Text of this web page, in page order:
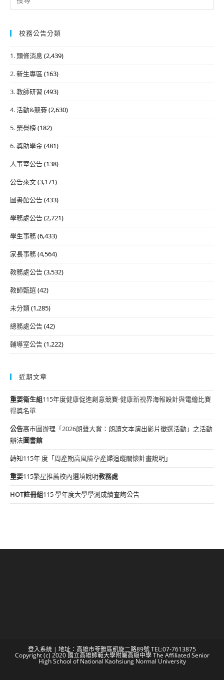
for:
校務公告分類
1. 頭條消息 (2,439)
2. 新生專區 (163)
3. 教師研習 (493)
4. 活動&競賽(2,630)
5. 榮譽榜(182)
6. 獎助學金(481)
人事室公告(138)
公告來文(3,171)
圖書館公告(433)
學務處公告(2,721)
學生事務(6,433)
家長事務(4,564)
教務處公告(3,532)
教師甄選(42)
未分類(1,285)
總務處公告(42)
輔導室公告(1,222)
近期文章
重要衛生組115年度健康促進創意競賽-健康新視界海報設計與電繪比賽
得獎名單
公告高市圖辦理「2026朗聲大賞：朗讀文本演出影片徵選活動」之活動
辦法圖書館
轉知115年 度「周產期高風險孕產婦追蹤關懷計畫說明」
重要115繁星推薦校內選填說明教務處
HOT註冊組115 學年度大學學測成績查詢公告
登入系統 | 地址：高雄市苓雅區凱旋二路89號 TEL:07-7613875
Copyright (c) 2020 國立高雄師範大學附屬高級中學 The Affiliated Senior
High School of National Kaohsiung Normal University